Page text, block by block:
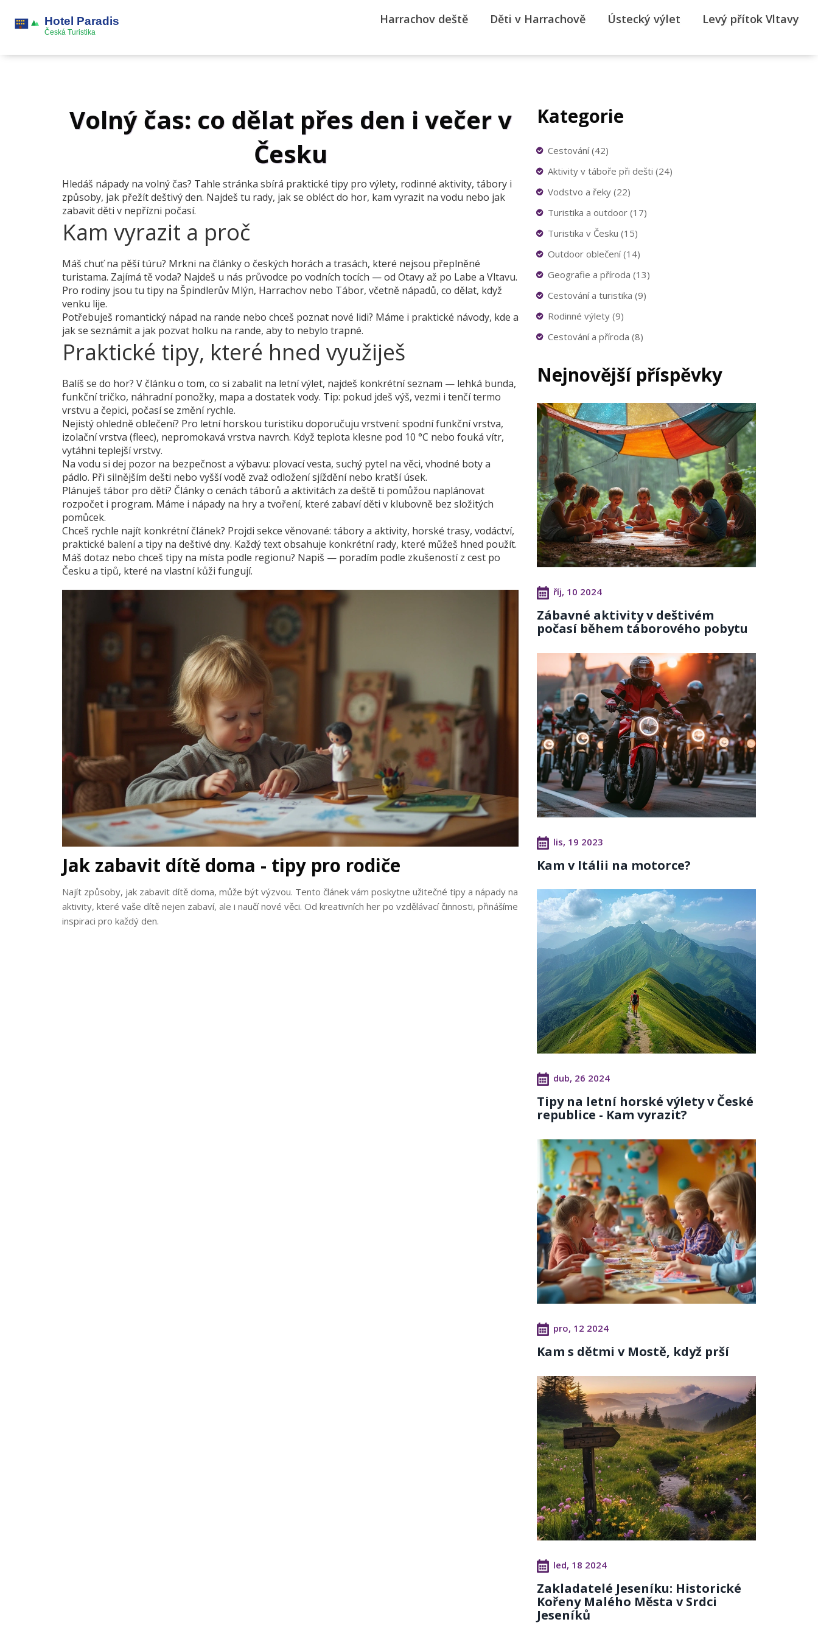
Harrachov deště Děti v Harrachově Ústecký výlet Levý přítok Vltavy
Volný čas: co dělat přes den i večer v
Česku
Hledáš nápady na volný čas? Tahle stránka sbírá praktické tipy pro výlety, rodinné aktivity, tábory i
způsoby, jak přežít deštivý den. Najdeš tu rady, jak se obléct do hor, kam vyrazit na vodu nebo jak
zabavit děti v nepřízni počasí.
Kam vyrazit a proč
Máš chuť na pěší túru? Mrkni na články o českých horách a trasách, které nejsou přeplněné
turistama. Zajímá tě voda? Najdeš u nás průvodce po vodních tocích — od Otavy až po Labe a Vltavu.
Pro rodiny jsou tu tipy na Špindlerův Mlýn, Harrachov nebo Tábor, včetně nápadů, co dělat, když
venku lije.
Potřebuješ romantický nápad na rande nebo chceš poznat nové lidi? Máme i praktické návody, kde a
jak se seznámit a jak pozvat holku na rande, aby to nebylo trapné.
Praktické tipy, které hned využiješ
Balíš se do hor? V článku o tom, co si zabalit na letní výlet, najdeš konkrétní seznam — lehká bunda,
funkční tričko, náhradní ponožky, mapa a dostatek vody. Tip: pokud jdeš výš, vezmi i tenčí termo
vrstvu a čepici, počasí se změní rychle.
Nejistý ohledně oblečení? Pro letní horskou turistiku doporučuju vrstvení: spodní funkční vrstva,
izolační vrstva (fleec), nepromokavá vrstva navrch. Když teplota klesne pod 10 °C nebo fouká vítr,
vytáhni teplejší vrstvy.
Na vodu si dej pozor na bezpečnost a výbavu: plovací vesta, suchý pytel na věci, vhodné boty a
pádlo. Při silnějším dešti nebo vyšší vodě zvaž odložení sjíždění nebo kratší úsek.
Plánuješ tábor pro děti? Články o cenách táborů a aktivitách za deště ti pomůžou naplánovat
rozpočet i program. Máme i nápady na hry a tvoření, které zabaví děti v klubovně bez složitých
pomůcek.
Chceš rychle najít konkrétní článek? Projdi sekce věnované: tábory a aktivity, horské trasy, vodáctví,
praktické balení a tipy na deštivé dny. Každý text obsahuje konkrétní rady, které můžeš hned použít.
Máš dotaz nebo chceš tipy na místa podle regionu? Napiš — poradím podle zkušeností z cest po
Česku a tipů, které na vlastní kůži fungují.
Jak zabavit dítě doma - tipy pro rodiče
Najít způsoby, jak zabavit dítě doma, může být výzvou. Tento článek vám poskytne užitečné tipy a nápady na
aktivity, které vaše dítě nejen zabaví, ale i naučí nové věci. Od kreativních her po vzdělávací činnosti, přinášíme
inspiraci pro každý den.
Kategorie
Cestování(42)
Aktivity v táboře při dešti (24)
Vodstvo a řeky (22)
Turistika a outdoor (17)
Turistika v Česku (15)
Outdoor oblečení(14)
Geografie a příroda (13)
Cestování a turistika (9)
Rodinné výlety (9)
Cestování a příroda (8)
Nejnovější příspěvky
říj, 10 2024
Zábavné aktivity v deštivém
počasí během táborového pobytu
lis, 19 2023
Kam v Itálii na motorce?
dub, 26 2024
Tipy na letní horské výlety v České
republice - Kam vyrazit?
pro, 12 2024
Kam s dětmi v Mostě, když prší
led, 18 2024
Zakladatelé Jeseníku: Historické
Kořeny Malého Města v Srdci
Jeseníků